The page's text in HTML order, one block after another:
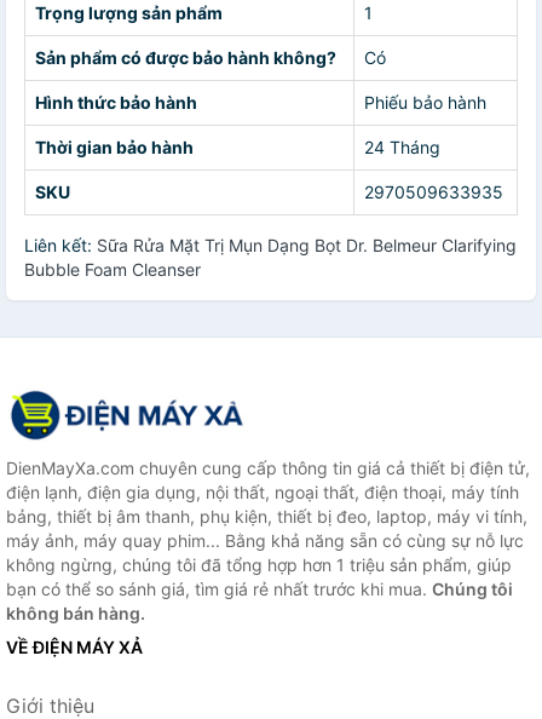
Trọng lượng sản phẩm 1
Sản phẩm có được bảo hành không? Có
Hình thức bảo hành Phiếu bảo hành
Thời gian bảo hành 24 Tháng
SKU 2970509633935
Liên kết: Sữa Rửa Mặt Trị Mụn Dạng Bọt Dr. Belmeur Clarifying
Bubble Foam Cleanser
DienMayXa.com chuyên cung cấp thông tin giá cả thiết bị điện tử,
điện lạnh, điện gia dụng, nội thất, ngoại thất, điện thoại, máy tính
bảng, thiết bị âm thanh, phụ kiện, thiết bị đeo, laptop, máy vi tính,
máy ảnh, máy quay phim... Bằng khả năng sẵn có cùng sự nỗ lực
không ngừng, chúng tôi đã tổng hợp hơn 1 triệu sản phẩm, giúp
bạn có thể so sánh giá, tìm giá rẻ nhất trước khi mua. Chúng tôi
không bán hàng.
VỀ ĐIỆN MÁY XẢ
Giới thiệu